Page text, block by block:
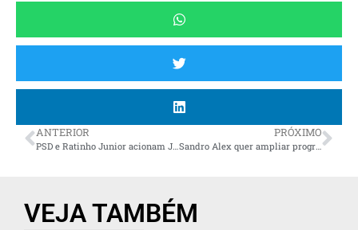
ANTERIOR
PSD e Ratinho Junior acionam Justiça contra uso da imagem do governador em evento de Moro
PRÓXIMO
Sandro Alex quer ampliar programa de rodovias em concreto que já chegou a mil quilômetros
VEJA TAMBÉM